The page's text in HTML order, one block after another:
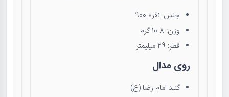
جنس: نقره 900
وزن: 10.8 گرم
قطر: 29 میلیمتر
روی مدال
گنبد امام رضا (ع)